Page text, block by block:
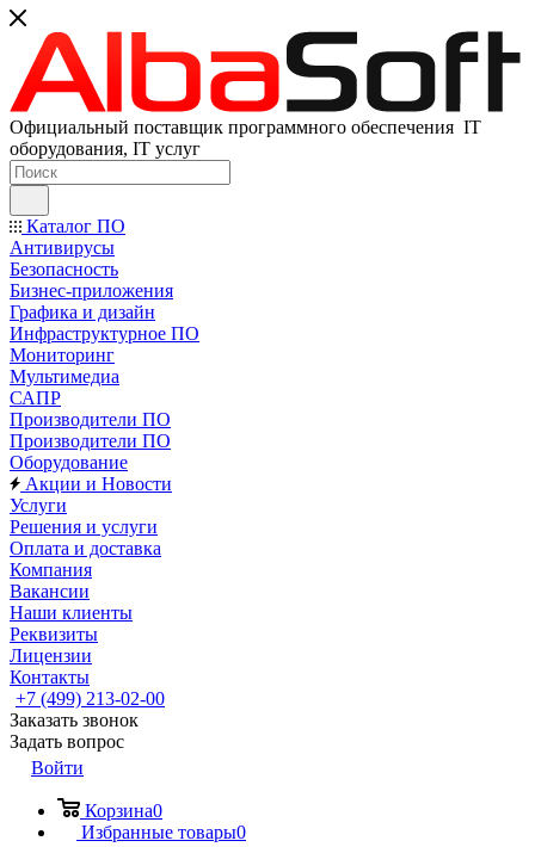
Официальный поставщик программного обеспечения IT
оборудования, IT услуг
Каталог ПО
Антивирусы
Безопасность
Бизнес-приложения
Графика и дизайн
Инфраструктурное ПО
Мониторинг
Мультимедиа
САПР
Производители ПО
Производители ПО
Оборудование
Акции и Новости
Услуги
Решения и услуги
Оплата и доставка
Компания
Вакансии
Наши клиенты
Реквизиты
Лицензии
Контакты
+7 (499) 213-02-00
Заказать звонок
Задать вопрос
Войти
Корзина0
Избранные товары0